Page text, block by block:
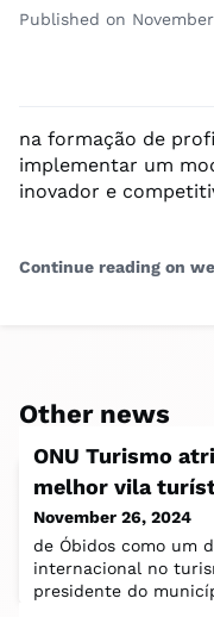
Published on
na formação de
implementar um
inovador e
Continue reading on
Other news
ONU Turismo
melhor vila
November 26, 2024
de Óbidos como um
internacional no
presidente do